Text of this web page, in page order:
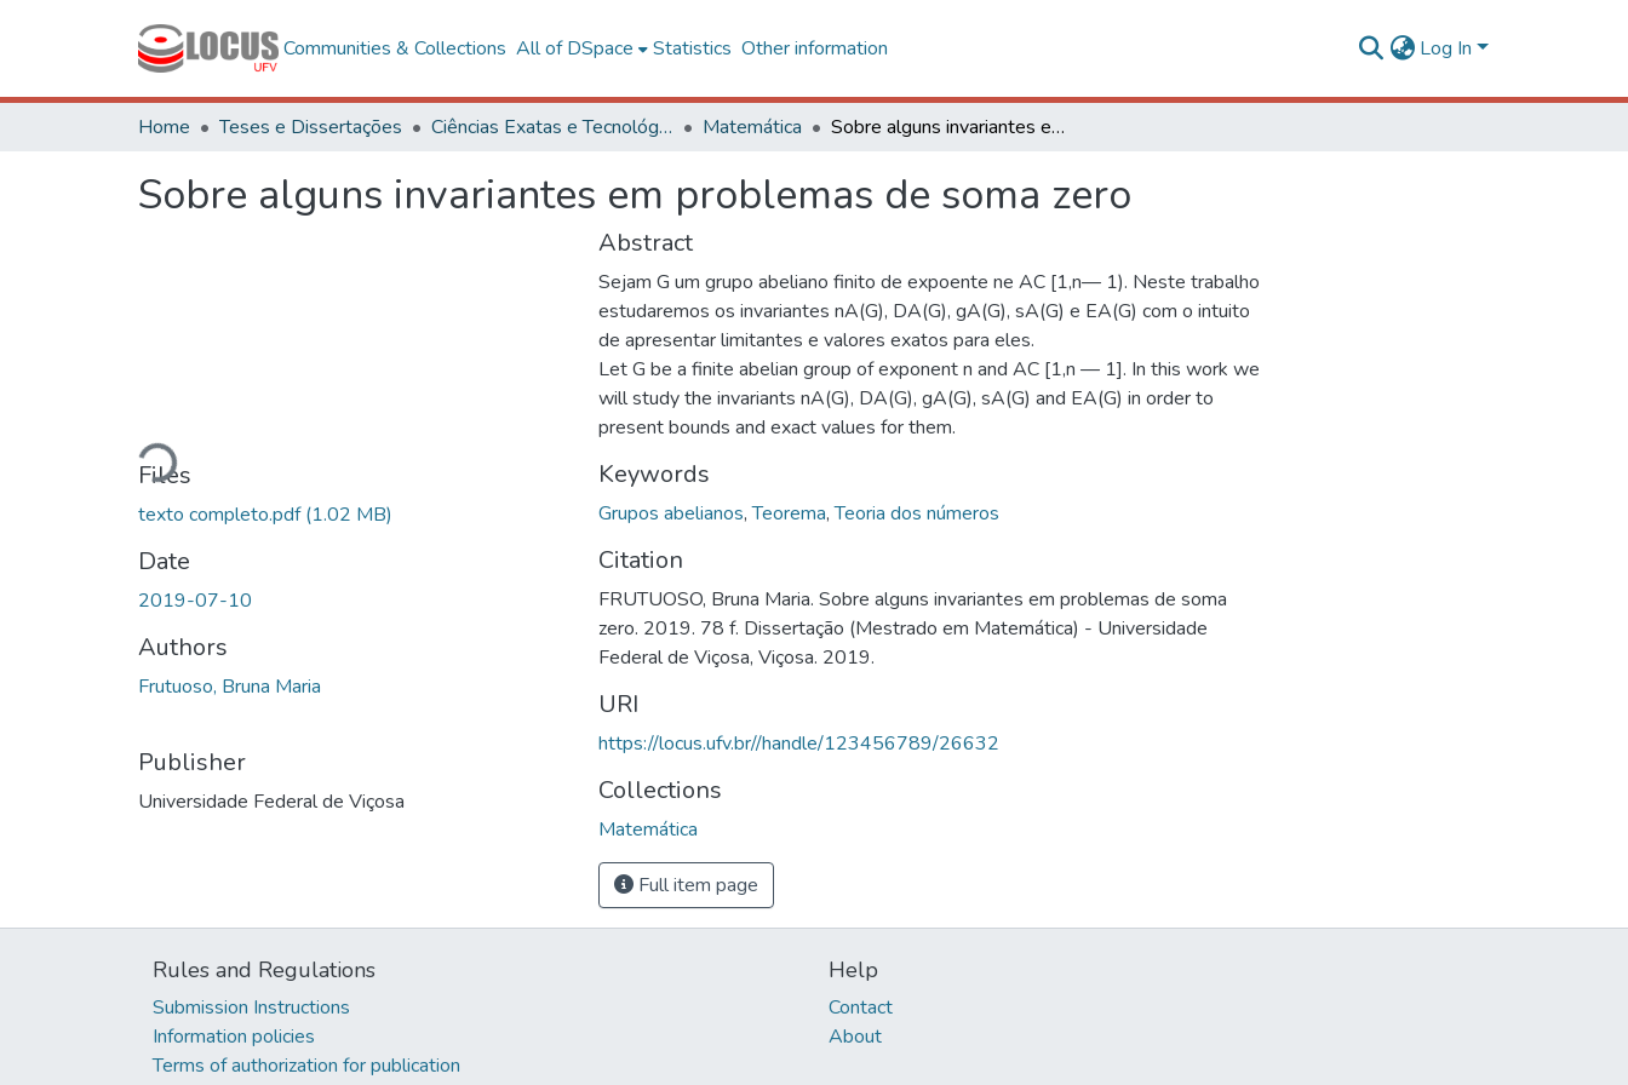
Communities & Collections All of DSpace Statistics Other information Log In
Home Teses e Dissertações Ciências Exatas e Tecnológicas Matemática Sobre alguns invariantes em problemas de soma zero
Sobre alguns invariantes em problemas de soma zero
Loading...
Files
texto completo.pdf(1.02 MB)
Date
2019-07-10
Authors
Frutuoso, Bruna Maria
Publisher
Universidade Federal de Viçosa
Abstract
Sejam G um grupo abeliano finito de expoente ne AC [1,n— 1). Neste trabalho
estudaremos os invariantes nA(G), DA(G), gA(G), sA(G) e EA(G) com o intuito
de apresentar limitantes e valores exatos para eles.
Let G be a finite abelian group of exponent n and AC [1,n — 1]. In this work we
will study the invariants nA(G), DA(G), gA(G), sA(G) and EA(G) in order to
present bounds and exact values for them.
Keywords
Grupos abelianos,Teorema,Teoria dos números
Citation
FRUTUOSO, Bruna Maria. Sobre alguns invariantes em problemas de soma
zero. 2019. 78 f. Dissertação (Mestrado em Matemática) - Universidade
Federal de Viçosa, Viçosa. 2019.
URI
https://locus.ufv.br//handle/123456789/26632
Collections
Matemática
Full item page
Rules and Regulations
Submission Instructions
Information policies
Terms of authorization for publication
Help
Contact
About